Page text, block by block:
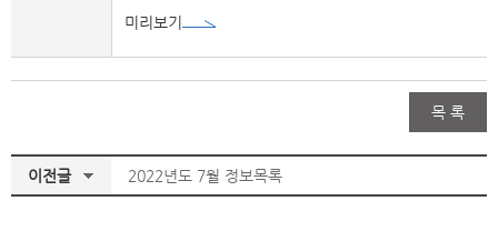
미리보기
목 록
이전글 2022년도 7월 정보목록